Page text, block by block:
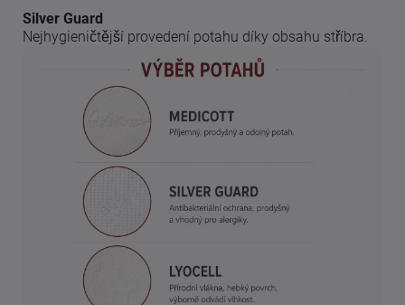
Silver Guard
Nejhygieničtější provedení potahu díky obsahu stříbra.